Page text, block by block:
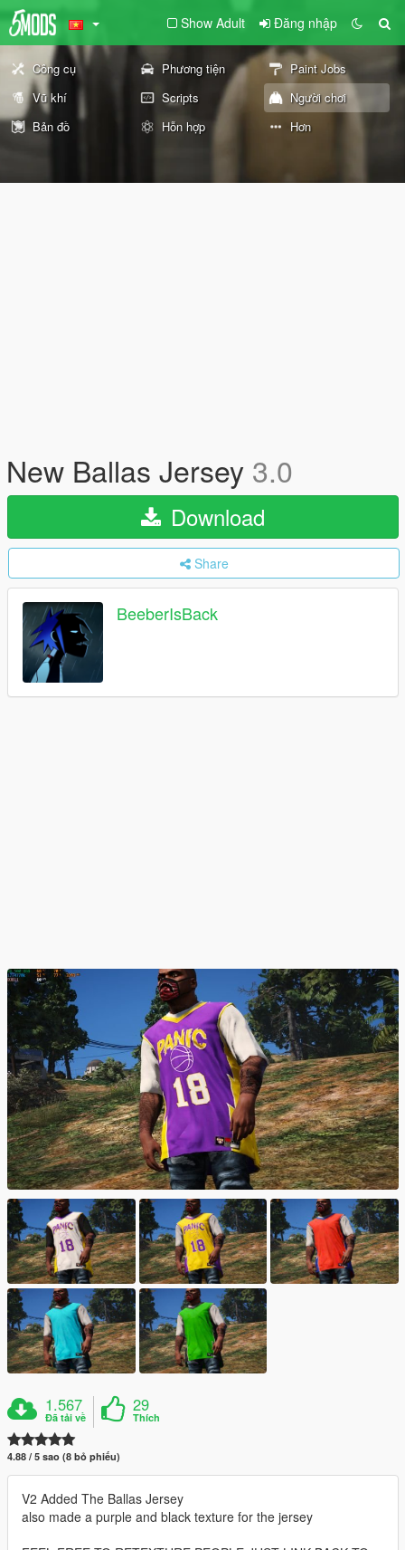
Show Adult Đăng nhập
Công cụ Phương tiện
Paint Jobs
Vũ khí
Scripts
Người chơi
Bản đồ
Hỗn hợp Hơn
New Ballas Jersey 3.0
Download
Share
BeeberIsBack
1.567
Đã tải về
29
Thích
4.88 / 5 sao (8 bỏ phiếu)
V2 Added The Ballas Jersey
also made a purple and black texture for the jersey